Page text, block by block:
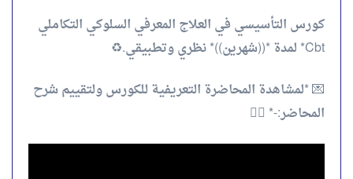
كورس التأسيسي في العلاج المعرفي السلوكي التكاملي
Cbt* لمدة *((شهرين))* نظري وتطبيقي.♻️
💌 *لمشاهدة المحاضرة التعريفية للكورس ولتقييم شرح
المحاضر:-* 👇🏻